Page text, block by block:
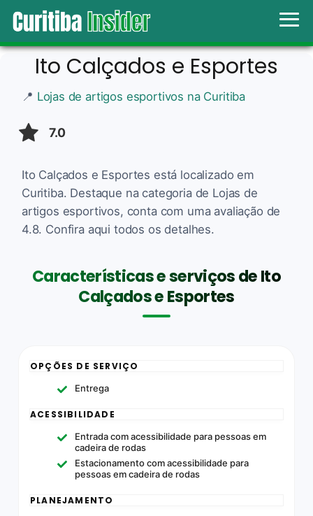
Ito Calçados e Esportes
📍 Lojas de artigos esportivos na Curitiba
7.0
Ito Calçados e Esportes está localizado em
Curitiba. Destaque na categoria de Lojas de
artigos esportivos, conta com uma avaliação de
4.8. Confira aqui todos os detalhes.
Características e serviços de Ito
Calçados e Esportes
OPÇÕES DE SERVIÇO
Entrega
ACESSIBILIDADE
Entrada com acessibilidade para pessoas em
cadeira de rodas
Estacionamento com acessibilidade para
pessoas em cadeira de rodas
PLANEJAMENTO